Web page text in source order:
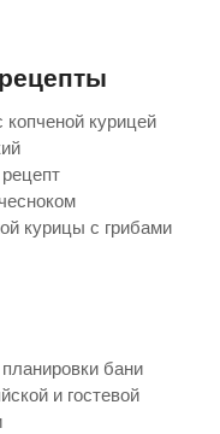
курицей
курицы с грибами
бани
и гостевой